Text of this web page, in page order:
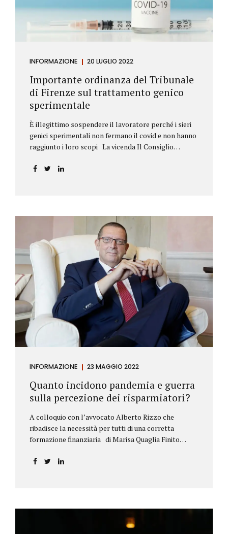
INFORMAZIONE 20 LUGLIO 2022
Importante ordinanza del Tribunale
di Firenze sul trattamento genico
sperimentale
È illegittimo sospendere il lavoratore perché i sieri
genici sperimentali non fermano il covid e non hanno
raggiunto i loro scopi La vicenda Il Consiglio
alla sospensione di una propria iscritta, a causa del
76/2021. La psicologa ricorreva in via d’urgenza al
Tribunale di Firenze per chiedere la sospensione di
tale provvedimento, gravemente pregiudizievole per
la propria persona, in quanto impeditivo dello
svolgimento della libera professione. Per il Giudice
fiorentino, Dott.ssa Susanna Zanda, il
provvedimento assunto dal Consiglio lede...
INFORMAZIONE 23 MAGGIO 2022
Quanto incidono pandemia e guerra
sulla percezione dei risparmiatori?
A colloquio con l’avvocato Alberto Rizzo che
ribadisce la necessità per tutti di una corretta
formazione finanziaria di Marisa Quaglia Finito
periodo grigio della pandemia da Covid, possiamo
bancario e postale, direttore generale
dell’Accademia di educazione finanziaria presieduta
da Beppe Ghisolfi. Avvocato Rizzo, si sono